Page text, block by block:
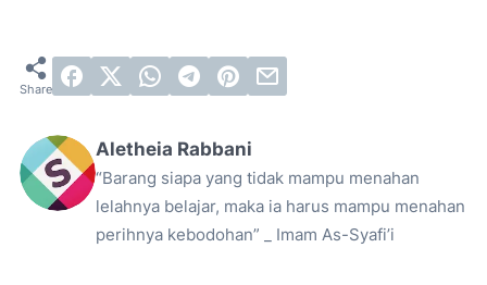
Aletheia Rabbani
“Barang siapa yang tidak mampu menahan
lelahnya belajar, maka ia harus mampu menahan
perihnya kebodohan” _ Imam As-Syafi’i